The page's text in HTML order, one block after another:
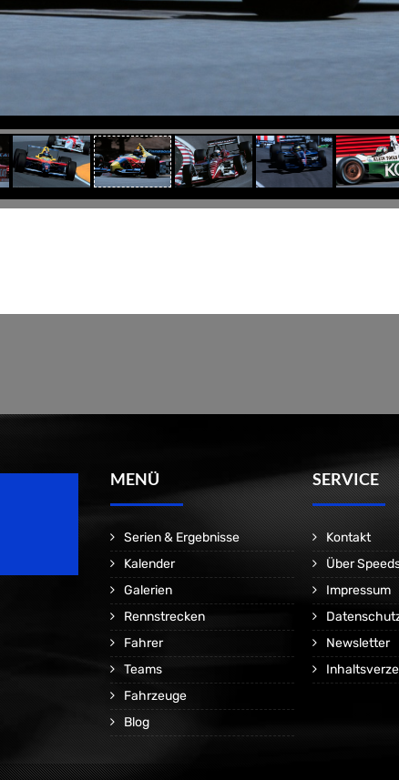
MENÜ
Serien & Ergebnisse
Kalender
Galerien
Rennstrecken
Fahrer
Teams
Fahrzeuge
Blog
SERVICE
Kontakt
Über
Impressum
Newsletter